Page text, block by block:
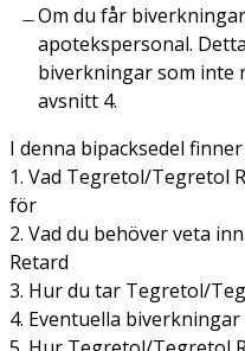
Om du får
apotekspersonal.
biverkningar som inte
avsnitt 4.
I denna bipacksedel
1. Vad Tegretol/Tegretol
för
2. Vad du behöver veta
Retard
3. Hur du tar Tegretol/
4. Eventuella biverkningar